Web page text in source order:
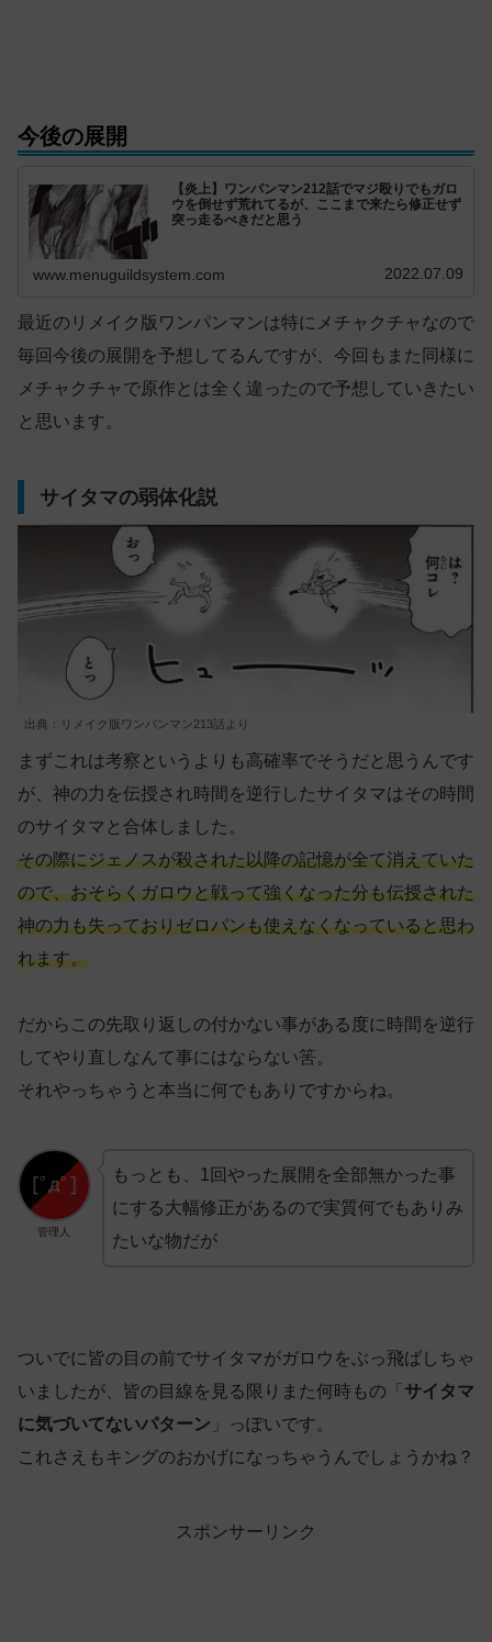
今後の展開
【炎上】ワンパンマン212話でマジ殴りでもガロ
ウを倒せず荒れてるが、ここまで来たら修正せず
突っ走るべきだと思う
www.menuguildsystem.com 2022.07.09
最近のリメイク版ワンパンマンは特にメチャクチャなので
毎回今後の展開を予想してるんですが、今回もまた同様に
メチャクチャで原作とは全く違ったので予想していきたい
と思います。
サイタマの弱体化説
出典：リメイク版ワンパンマン213話より
まずこれは考察というよりも高確率でそうだと思うんです
が、神の力を伝授され時間を逆行したサイタマはその時間
のサイタマと合体しました。
その際にジェノスが殺された以降の記憶が全て消えていた
ので、おそらくガロウと戦って強くなった分も伝授された
神の力も失っておりゼロパンも使えなくなっていると思わ
れます。
だからこの先取り返しの付かない事がある度に時間を逆行
してやり直しなんて事にはならない筈。
それやっちゃうと本当に何でもありですからね。
管理人
もっとも、1回やった展開を全部無かった事
にする大幅修正があるので実質何でもありみ
たいな物だが
ついでに皆の目の前でサイタマがガロウをぶっ飛ばしちゃ
いましたが、皆の目線を見る限りまた何時もの「 サイタマ
に気づいてないパターン 」っぽいです。
これさえもキングのおかげになっちゃうんでしょうかね？
スポンサーリンク